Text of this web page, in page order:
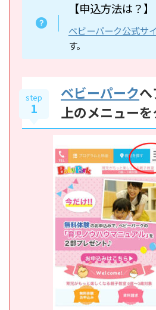
【申込方法は？】
ベビーパーク公式サ
す。
step
1
ベビーパーク
上のメニュー